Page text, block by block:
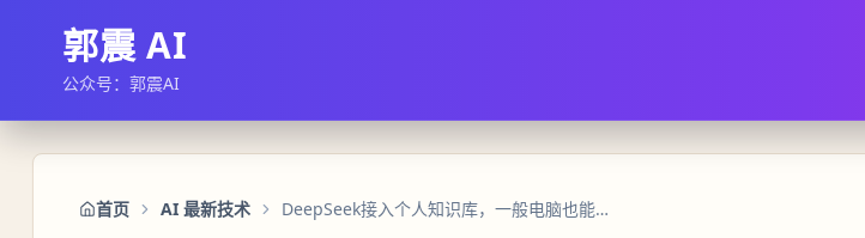
郭震 AI
公众号：郭震AI
首页 AI 最新技术 DeepSeek接入个人知识库，一般电脑也能飞速跑，确实可以封神了